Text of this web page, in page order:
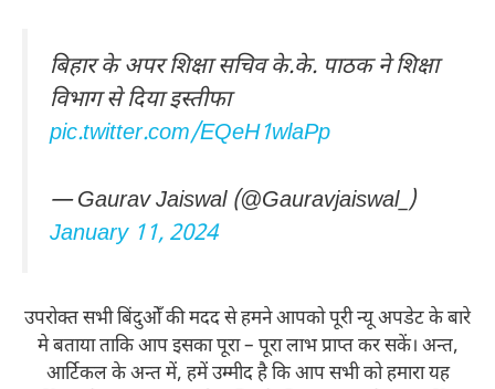
बिहार के अपर शिक्षा सचिव के.के. पाठक ने शिक्षा
विभाग से दिया इस्तीफा
pic.twitter.com/EQeH1wlaPp
— Gaurav Jaiswal (@Gauravjaiswal_)
January 11, 2024
उपरोक्त सभी बिंदुओँ की मदद से हमने आपको पूरी न्यू अपडेट के बारे
मे बताया ताकि आप इसका पूरा – पूरा लाभ प्राप्त कर सकें। अन्त,
आर्टिकल के अन्त में, हमें उम्मीद है कि आप सभी को हमारा यह